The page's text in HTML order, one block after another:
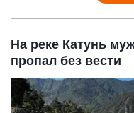
На реке Катунь
пропал без вести